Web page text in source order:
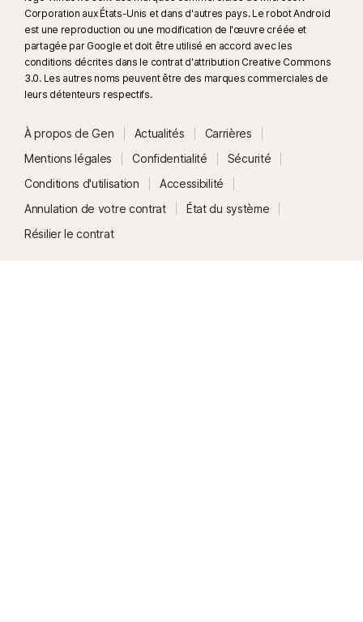
Corporation aux États-Unis et dans d'autres pays. Le robot Android
est une reproduction ou une modification de l'œuvre créée et
partagée par Google et doit être utilisé en accord avec les
conditions décrites dans le contrat d'attribution Creative Commons
3.0. Les autres noms peuvent être des marques commerciales de
leurs détenteurs respectifs.
À propos de Gen Actualités
Carrières
Mentions légales
Confidentialité
Sécurité
Conditions d'utilisation
Accessibilité
Annulation de votre contrat
État du système
Résilier le contrat